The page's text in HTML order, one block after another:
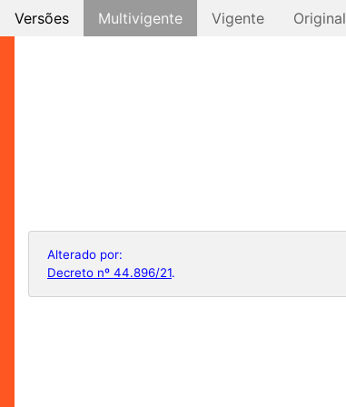
Versões Multivigente Vigente Original
Alterado por:
Decreto nº 44.896/21.